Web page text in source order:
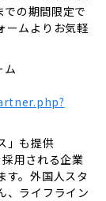
の期間限定で
ームよりお気軽
ム
」も提供
用される企業
す。外国人スタ
、ライフライン